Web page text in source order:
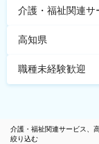
介護・福祉関連サ
高知県
職種未経験歓迎
介護・福祉関連サービス、
絞り込む